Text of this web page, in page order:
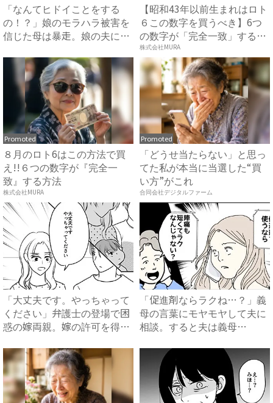
「なんてヒドイことをする
の！？」娘のモラハラ被害を
信じた母は暴走。娘の夫に電
【昭和43年以前生まれはロト
６この数字を買うべき】6つ
の数字が「完全一致」する
方...
株式会社MURA
Promoted
８月のロト6はこの方法で買
え!!６つの数字が『完全一
致』する方法
株式会社MURA
Promoted
「どうせ当たらない」と思っ
てた私が本当に当選した“買
い方”がこれ
合同会社デジタルファーム
「大丈夫です。やっちゃって
ください」弁護士の登場で困
惑の嫁両親。嫁の許可を得た
「促進剤ならラクね…？」義
母の言葉にモヤモヤして夫に
相談。すると夫は義母